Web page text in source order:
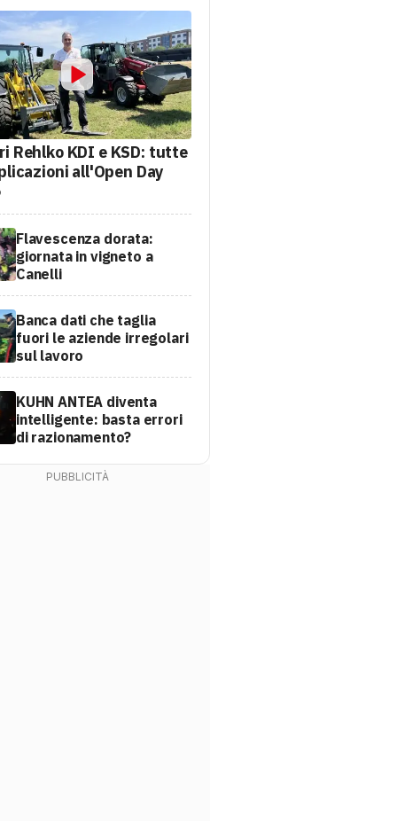
Rehlko KDI e KSD: tutte
all'Open Day
Flavescenza dorata:
giornata in vigneto a
Canelli
Banca dati che taglia
fuori le aziende irregolari
sul lavoro
KUHN ANTEA diventa
intelligente: basta errori
di razionamento?